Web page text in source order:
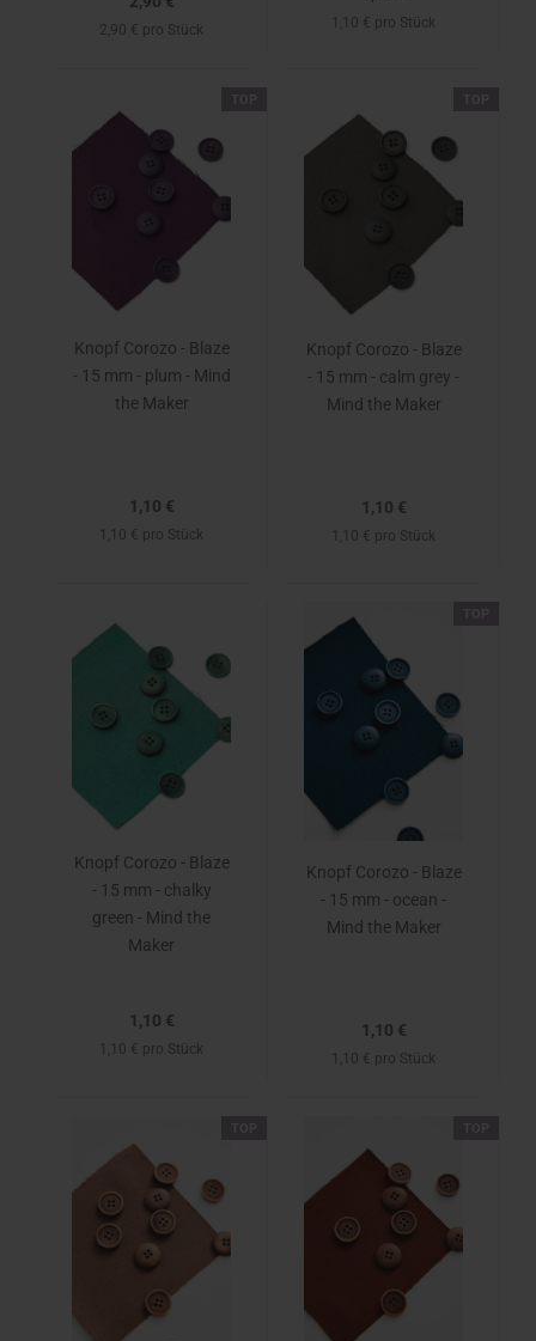
2,90 € pro Stück 1,10 € pro Stück
Knopf Corozo - Blaze
- 15 mm - plum - Mind
the Maker
1,10 €
1,10 € pro Stück
Knopf Corozo - Blaze
- 15 mm - calm grey -
Mind the Maker
1,10 €
1,10 € pro Stück
Knopf Corozo - Blaze
- 15 mm - chalky
green - Mind the
Maker
1,10 €
1,10 € pro Stück
Knopf Corozo - Blaze
- 15 mm - ocean -
Mind the Maker
1,10 €
1,10 € pro Stück